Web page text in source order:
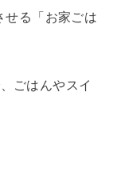
せる「お家ごは
ごはんやスイ